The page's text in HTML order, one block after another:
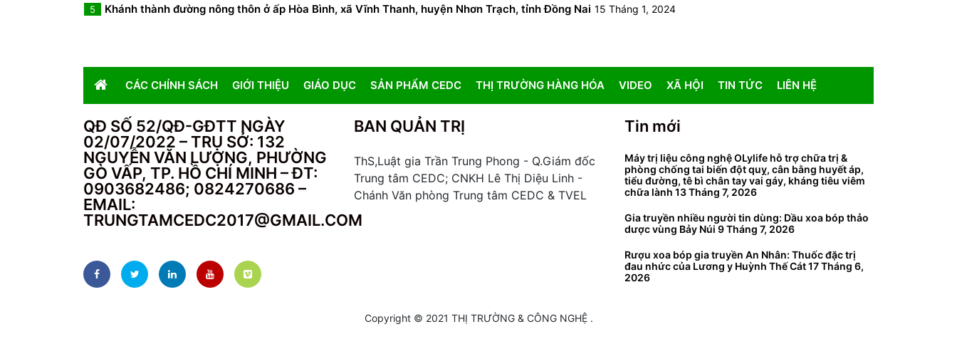
5 Khánh thành đường nông thôn ở ấp Hòa Bình, xã Vĩnh Thanh, huyện Nhơn Trạch, tỉnh Đồng Nai 15 Tháng 1, 2024
CÁC CHÍNH SÁCH GIỚI THIỆU GIÁO DỤC SẢN PHẨM CEDC THỊ TRƯỜNG HÀNG HÓA VIDEO XÃ HỘI TIN TỨC LIÊN HỆ
QĐ SỐ 52/QĐ-GĐTT NGÀY
02/07/2022 – TRỤ SỞ: 132
NGUYỄN VĂN LƯỢNG, PHƯỜNG
GÒ VẤP, TP. HỒ CHÍ MINH – ĐT:
0903682486; 0824270686 –
EMAIL:
TRUNGTAMCEDC2017@GMAIL.COM
BAN QUẢN TRỊ
ThS,Luật gia Trần Trung Phong - Q.Giám đốc
Trung tâm CEDC; CNKH Lê Thị Diệu Linh -
Chánh Văn phòng Trung tâm CEDC & TVEL
Tin mới
Máy trị liệu công nghệ OLylife hỗ trợ chữa trị &
phòng chống tai biến đột quỵ, cân bằng huyết áp,
tiểu đường, tê bì chân tay vai gáy, kháng tiêu viêm
chữa lành 13 Tháng 7, 2026
Gia truyền nhiều người tin dùng: Dầu xoa bóp thảo
dược vùng Bảy Núi 9 Tháng 7, 2026
Rượu xoa bóp gia truyền An Nhân: Thuốc đặc trị
đau nhức của Lương y Huỳnh Thế Cát17 Tháng 6,
2026
Copyright © 2021 THỊ TRƯỜNG & CÔNG NGHỆ .